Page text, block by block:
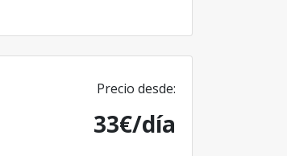
Precio desde:
33€/día